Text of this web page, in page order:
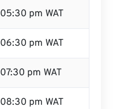
05:30 pm WAT
06:30 pm WAT
07:30 pm WAT
08:30 pm WAT